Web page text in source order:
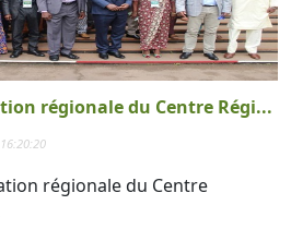
régionale du Centre Régi...
régionale du Centre